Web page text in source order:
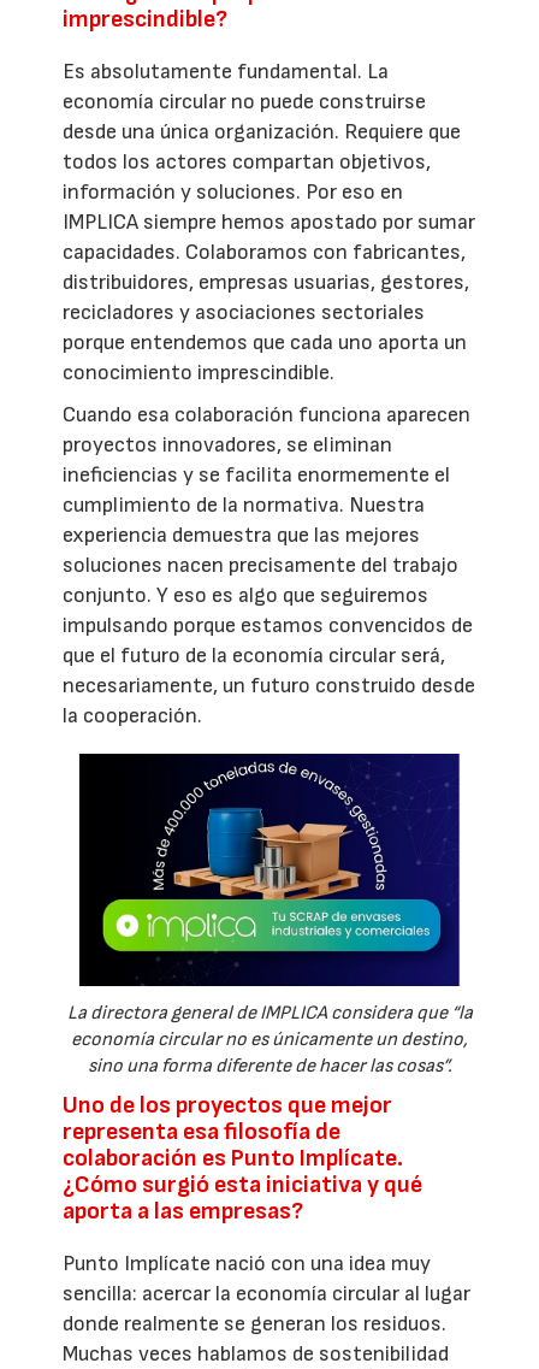
imprescindible?
Es absolutamente fundamental. La
economía circular no puede construirse
desde una única organización. Requiere que
todos los actores compartan objetivos,
información y soluciones. Por eso en
IMPLICA siempre hemos apostado por sumar
capacidades. Colaboramos con fabricantes,
distribuidores, empresas usuarias, gestores,
recicladores y asociaciones sectoriales
porque entendemos que cada uno aporta un
conocimiento imprescindible.
Cuando esa colaboración funciona aparecen
proyectos innovadores, se eliminan
ineficiencias y se facilita enormemente el
cumplimiento de la normativa. Nuestra
experiencia demuestra que las mejores
soluciones nacen precisamente del trabajo
conjunto. Y eso es algo que seguiremos
impulsando porque estamos convencidos de
que el futuro de la economía circular será,
necesariamente, un futuro construido desde
la cooperación.
La directora general de IMPLICA considera que “la
economía circular no es únicamente un destino,
sino una forma diferente de hacer las cosas”.
Uno de los proyectos que mejor
representa esa filosofía de
colaboración es Punto Implícate.
¿Cómo surgió esta iniciativa y qué
aporta a las empresas?
Punto Implícate nació con una idea muy
sencilla: acercar la economía circular al lugar
donde realmente se generan los residuos.
Muchas veces hablamos de sostenibilidad